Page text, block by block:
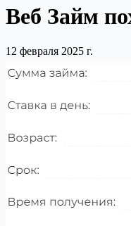
Веб Займ
12 февраля 2025 г.